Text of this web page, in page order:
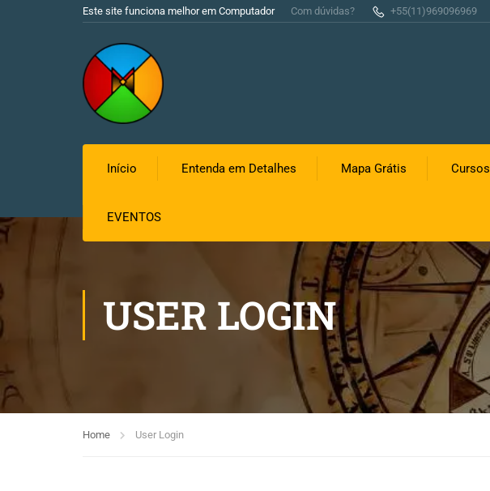
Este site funciona melhor em Computador Com dúvidas? +55(11)969096969
Início Entenda em Detalhes Mapa Grátis Cursos
EVENTOS
USER LOGIN
Home User Login